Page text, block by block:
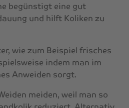
begünstigt eine gut
und hilft Koliken zu
wie zum Beispiel frisches
indem man im
Anweiden sorgt.
meiden, weil man so